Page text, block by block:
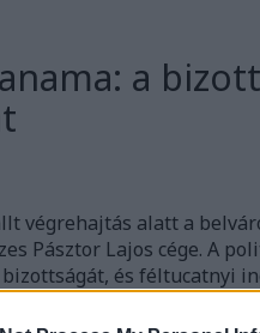
a
végrehajtás alatt a
Pásztor Lajos cége. A
és féltucatnyi